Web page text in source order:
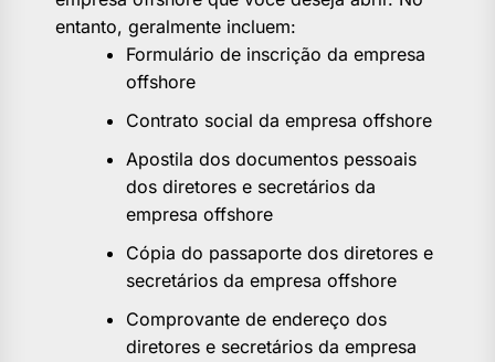
entanto, geralmente incluem:
Formulário de inscrição da empresa
offshore
Contrato social da empresa offshore
Apostila dos documentos pessoais
dos diretores e secretários da
empresa offshore
Cópia do passaporte dos diretores e
secretários da empresa offshore
Comprovante de endereço dos
diretores e secretários da empresa